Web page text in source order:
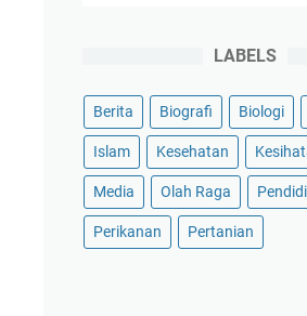
LABELS
Berita Biografi Biologi
Islam Kesehatan
Media Olah Raga
Perikanan Pertanian